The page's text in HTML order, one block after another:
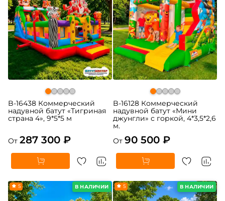
B-16438 Коммерческий
надувной батут «Тигриная
страна 4», 9*5*5 м
От 287 300 ₽
B-16128 Коммерческий
надувной батут «Мини
джунгли» с горкой, 4*3,5*2,6
м.
От 90 500 ₽
В НАЛИЧИИ
5 В НАЛИЧИИ
5